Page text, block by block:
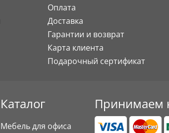
Оплата
Доставка
Гарантии и возврат
Карта клиента
Подарочный сертификат
Каталог
Мебель для офиса
Принимаем